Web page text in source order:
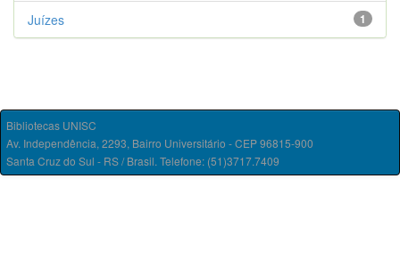
1
Juízes
Bibliotecas UNISC
Av. Independência, 2293, Bairro Universitário - CEP 96815-900
Santa Cruz do Sul - RS / Brasil. Telefone: (51)3717.7409